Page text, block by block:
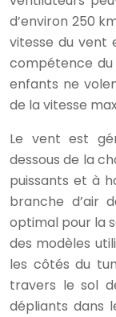
d’environ 250
vitesse du vent
compétence du
enfants ne
de la vitesse
Le vent est
dessous de la
puissants et à
branche d’air
optimal pour la
des modèles
les côtés du
travers le sol
dépliants dans